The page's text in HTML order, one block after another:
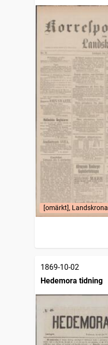
[omärkt], Landskrona
1869-10-02
Hedemora tidning